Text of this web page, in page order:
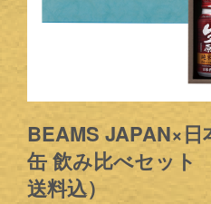
BEAMS JAPAN×
缶 飲み比べセット
送料込）